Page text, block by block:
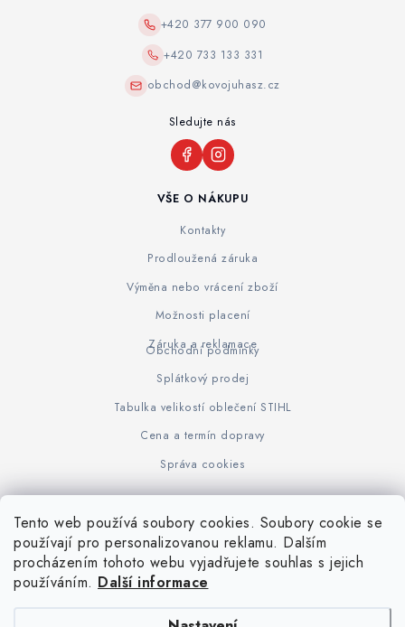
Tento web používá soubory cookies. Soubory cookie se
používají pro personalizovanou reklamu. Dalším
procházením tohoto webu vyjadřujete souhlas s jejich
používáním. Další informace
VŠE O NÁKUPU
Kontakty
Prodloužená záruka
Výměna nebo vrácení zboží
Možnosti placení
Záruka a reklamace
Obchodní podmínky
Splátkový prodej
Tabulka velikostí oblečení STIHL
Cena a termín dopravy
Správa cookies
+420 377 900 090
+420 733 133 331
obchod@kovojuhasz.cz
Sledujte nás
www.KOVOJUHASZ.cz Výrobce STIHL STIHL Timbersport